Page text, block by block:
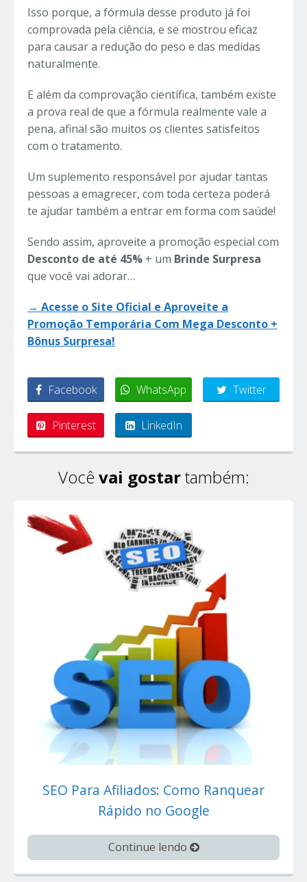
Isso porque, a fórmula desse produto já foi
comprovada pela ciência, e se mostrou eficaz
para causar a redução do peso e das medidas
naturalmente.
E além da comprovação científica, também existe
a prova real de que a fórmula realmente vale a
pena, afinal são muitos os clientes satisfeitos
com o tratamento.
Um suplemento responsável por ajudar tantas
pessoas a emagrecer, com toda certeza poderá
te ajudar também a entrar em forma com saúde!
Sendo assim, aproveite a promoção especial com
Desconto de até 45% + um Brinde Surpresa
que você vai adorar…
→ Acesse o Site Oficial e Aproveite a
Promoção Temporária Com Mega Desconto +
Bônus Surpresa!
Facebook WhatsApp Twitter
Pinterest LinkedIn
Você vai gostartambém:
SEO Para Afiliados: Como Ranquear
Rápido no Google
Continue lendo